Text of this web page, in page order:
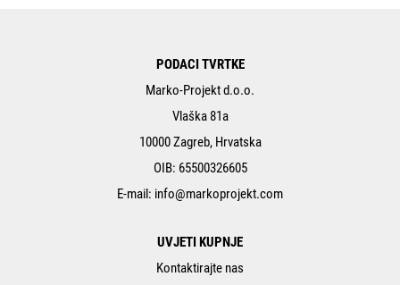
PODACI TVRTKE
Marko-Projekt d.o.o.
Vlaška 81a
10000 Zagreb, Hrvatska
OIB: 65500326605
E-mail: info@markoprojekt.com
UVJETI KUPNJE
Kontaktirajte nas